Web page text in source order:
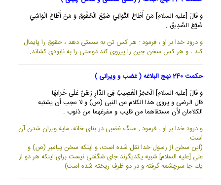
وَ قَالَ [عليه السلام] مَنْ أَطَاعَ التَّوَانِيَ ضَيَّعَ الْحُقُوقَ وَ مَنْ أَطَاعَ الْوَاشِيَ
ضَيَّعَ الصَّدِيقَ .
و درود خدا بر او ، فرمود : هر كس تن به سستى دهد ، حقوق را پايمال
كند ، و هر كس سخن چين را پيروى كند دوستى را به نابودى كشاند.
حکمت 240 نهج البلاغه ( غضب و ویرانی )
وَ قَالَ [عليه السلام] الْحَجَرُ الْغَصِيبُ فِى الدَّارِ رَهْنٌ عَلَى خَرَابِهَا .
قال الرضى و يروى هذا الكلام عن النبى (ص) و لا عجب أن يشتبه
الكلامان لأن مستقاهما من قليب و مفرغهما من ذنوب .
و درود خدا بر او ، فرمود : سنگ غضبى در بناى خانه، ماية ويران شدن آن
است.
(اين سخن از رسول خدا نقل شده است، و اينكه سخن پيامبر (ص) و
على [عليه السلام] شبيه يكديگرند جاى شگفتى نيست براى اينكه هر دو از
يك جا سرچشمه گرفته و در دو ظرف ريخته شده است).